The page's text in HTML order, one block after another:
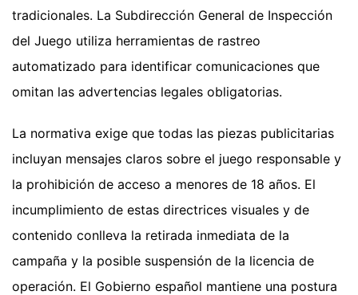
tradicionales. La Subdirección General de Inspección
del Juego utiliza herramientas de rastreo
automatizado para identificar comunicaciones que
omitan las advertencias legales obligatorias.
La normativa exige que todas las piezas publicitarias
incluyan mensajes claros sobre el juego responsable y
la prohibición de acceso a menores de 18 años. El
incumplimiento de estas directrices visuales y de
contenido conlleva la retirada inmediata de la
campaña y la posible suspensión de la licencia de
operación. El Gobierno español mantiene una postura